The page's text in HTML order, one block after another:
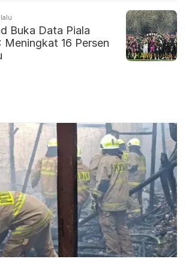
Buka Data Piala
Meningkat 16 Persen